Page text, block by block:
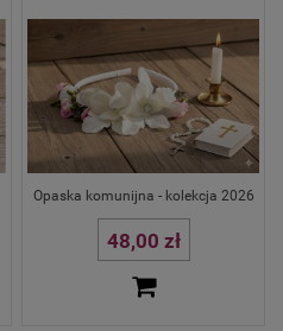
Opaska komunijna - kolekcja 2026
48,00 zł